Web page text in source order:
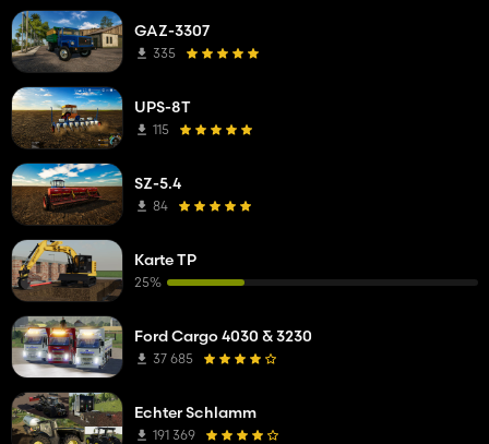
GAZ-3307
335
UPS-8T
115
SZ-5.4
84
Karte TP
25%
Ford Cargo 4030 & 3230
37 685
Echter Schlamm
191 369